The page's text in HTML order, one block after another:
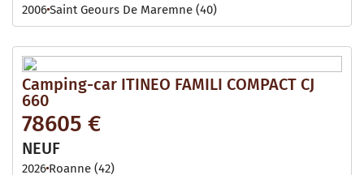
2006Saint Geours De Maremne (40)
Camping-car ITINEO FAMILI COMPACT CJ
660
78605 €
NEUF
2026 Roanne (42)